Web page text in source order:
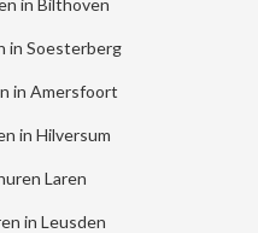
in Soesterberg
in Amersfoort
in Hilversum
Laren
in Leusden